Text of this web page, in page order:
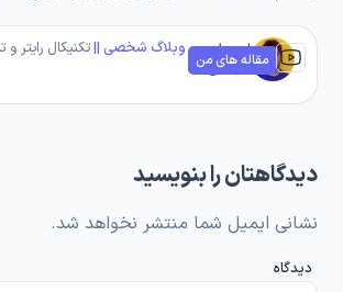
ارسطو
عباسی
مقاله های من
وبلاگ شخصی ||تکنیکال رایتر و تستر
دیدگاهتان را بنویسید
نشانی ایمیل شما منتشر نخواهد شد.
دیدگاه